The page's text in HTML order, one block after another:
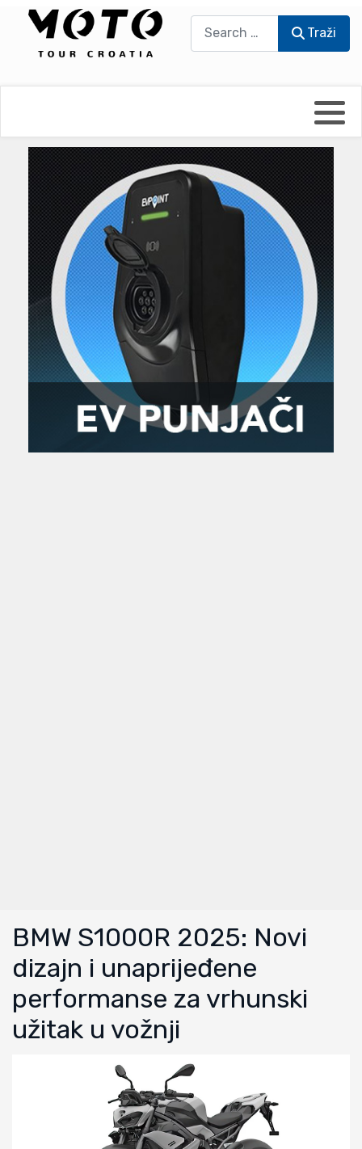
Traži
BMW S1000R 2025: Novi
dizajn i unaprijeđene
performanse za vrhunski
užitak u vožnji
UmPaDrum
Moto servisi
Impressum
Damir Žerić - ELPASSO
Dario Dinter - Moto TOZ
Igor Kreč - UmPaDrum
Igor Kukec Brmbi
Slaven Gajdek
MTC - Moto Tour Croatia
Moto putopisi
Vikend vožnje
Zanimljivost
Najave i noviteti